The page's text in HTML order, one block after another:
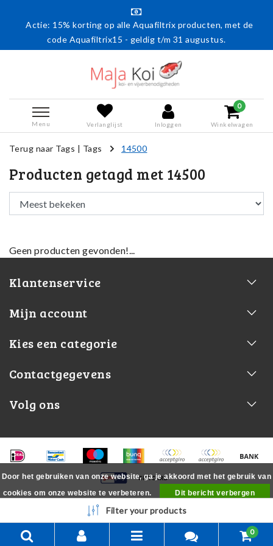
Actie: 15% korting op alle Aquafiltrix producten, met de
code Aquafiltrix15 - geldig t/m 31 augustus.
Menu Verlanglijst Inloggen
0
Winkelwagen
Terug naar Tags | Tags 14500
Producten getagd met 14500
Geen producten gevonden!...
Klantenservice
Mijn account
Kies een categorie
Contactgegevens
Volg ons
Filter your products
0
Door het gebruiken van onze website, ga je akkoord met het gebruik van
cookies om onze website te verbeteren.
Dit bericht verbergen
Meer over cookies »